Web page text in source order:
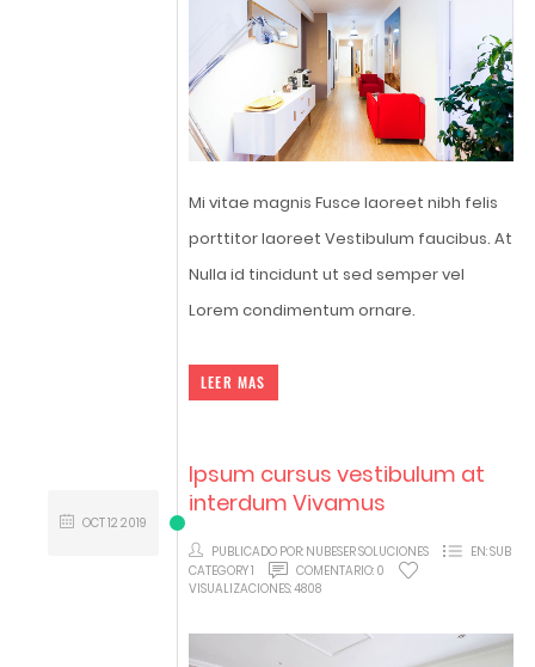
Mi vitae magnis Fusce laoreet nibh felis
porttitor laoreet Vestibulum faucibus. At
Nulla id tincidunt ut sed semper vel
Lorem condimentum ornare.
LEER MAS
Ipsum cursus vestibulum at
interdum Vivamus
PUBLICADO POR: NUBESER SOLUCIONES EN:SUB
CATEGORY 1
OCT12 2019
COMENTARIO: 0
VISUALIZACIONES:4808